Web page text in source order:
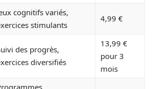
cognitifs variés,
stimulants
4,99 €
des progrès,
diversifiés
13,99 €
pour 3
mois